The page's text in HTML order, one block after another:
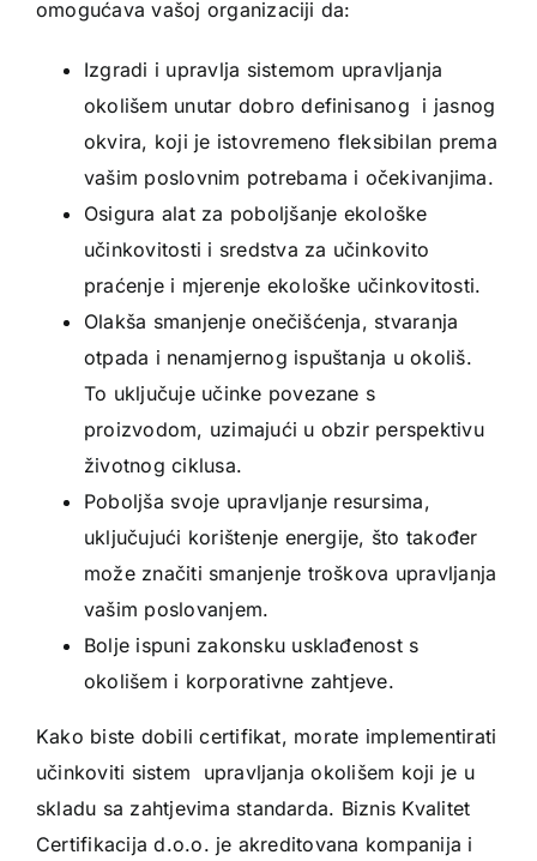
omogućava vašoj organizaciji da:
Izgradi i upravlja sistemom upravljanja
okolišem unutar dobro definisanog i jasnog
okvira, koji je istovremeno fleksibilan prema
vašim poslovnim potrebama i očekivanjima.
Osigura alat za poboljšanje ekološke
učinkovitosti i sredstva za učinkovito
praćenje i mjerenje ekološke učinkovitosti.
Olakša smanjenje onečišćenja, stvaranja
otpada i nenamjernog ispuštanja u okoliš.
To uključuje učinke povezane s
proizvodom, uzimajući u obzir perspektivu
životnog ciklusa.
Poboljša svoje upravljanje resursima,
uključujući korištenje energije, što također
može značiti smanjenje troškova upravljanja
vašim poslovanjem.
Bolje ispuni zakonsku usklađenost s
okolišem i korporativne zahtjeve.
Kako biste dobili certifikat, morate implementirati
učinkoviti sistem upravljanja okolišem koji je u
skladu sa zahtjevima standarda. Biznis Kvalitet
Certifikacija d.o.o. je akreditovana kompanija i